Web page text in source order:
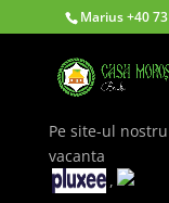
Marius+40
Pe site-ul
vacanta
,